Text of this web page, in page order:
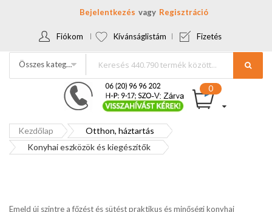
Bejelentkezés Regisztráció
Fiókom Kívánságlistám Fizetés
Összes kategória
Kezdőlap
Otthon, háztartás
Konyhai eszközök és kiegészítők
Emeld új szintre a főzést és sütést praktikus és minőségi konyhai